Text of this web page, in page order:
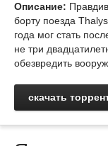
Описание:
борту поезда
года мог стать
не три
обезвредить
скачать